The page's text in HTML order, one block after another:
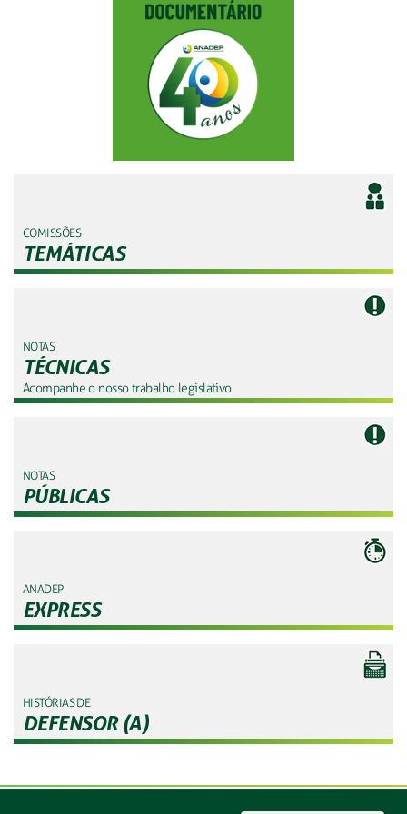
COMISSÕES
TEMÁTICAS
NOTAS
TÉCNICAS
Acompanhe o nosso trabalho legislativo
NOTAS
PÚBLICAS
ANADEP
EXPRESS
HISTÓRIAS DE
DEFENSOR (A)